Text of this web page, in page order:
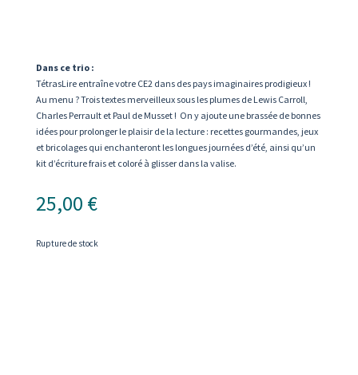
Dans ce trio :
TétrasLire entraîne votre CE2 dans des pays imaginaires prodigieux !
Au menu ? Trois textes merveilleux sous les plumes de Lewis Carroll,
Charles Perrault et Paul de Musset ! On y ajoute une brassée de bonnes
idées pour prolonger le plaisir de la lecture : recettes gourmandes, jeux
et bricolages qui enchanteront les longues journées d’été, ainsi qu’un
kit d’écriture frais et coloré à glisser dans la valise.
25,00 €
Rupture de stock